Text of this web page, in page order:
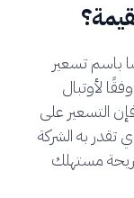
تسعير
لأوتبال
التسعير على
به الشركة
مستهلك